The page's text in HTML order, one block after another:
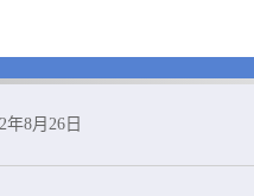
年8月26日